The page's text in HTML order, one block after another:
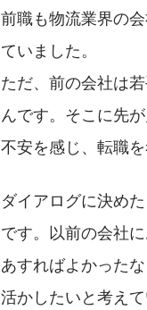
前職も物流業界の
ていました。
ただ、前の会社は
んです。そこに先
不安を感じ、転職
ダイアログに決め
です。以前の会社
あすればよかった
活かしたいと考え